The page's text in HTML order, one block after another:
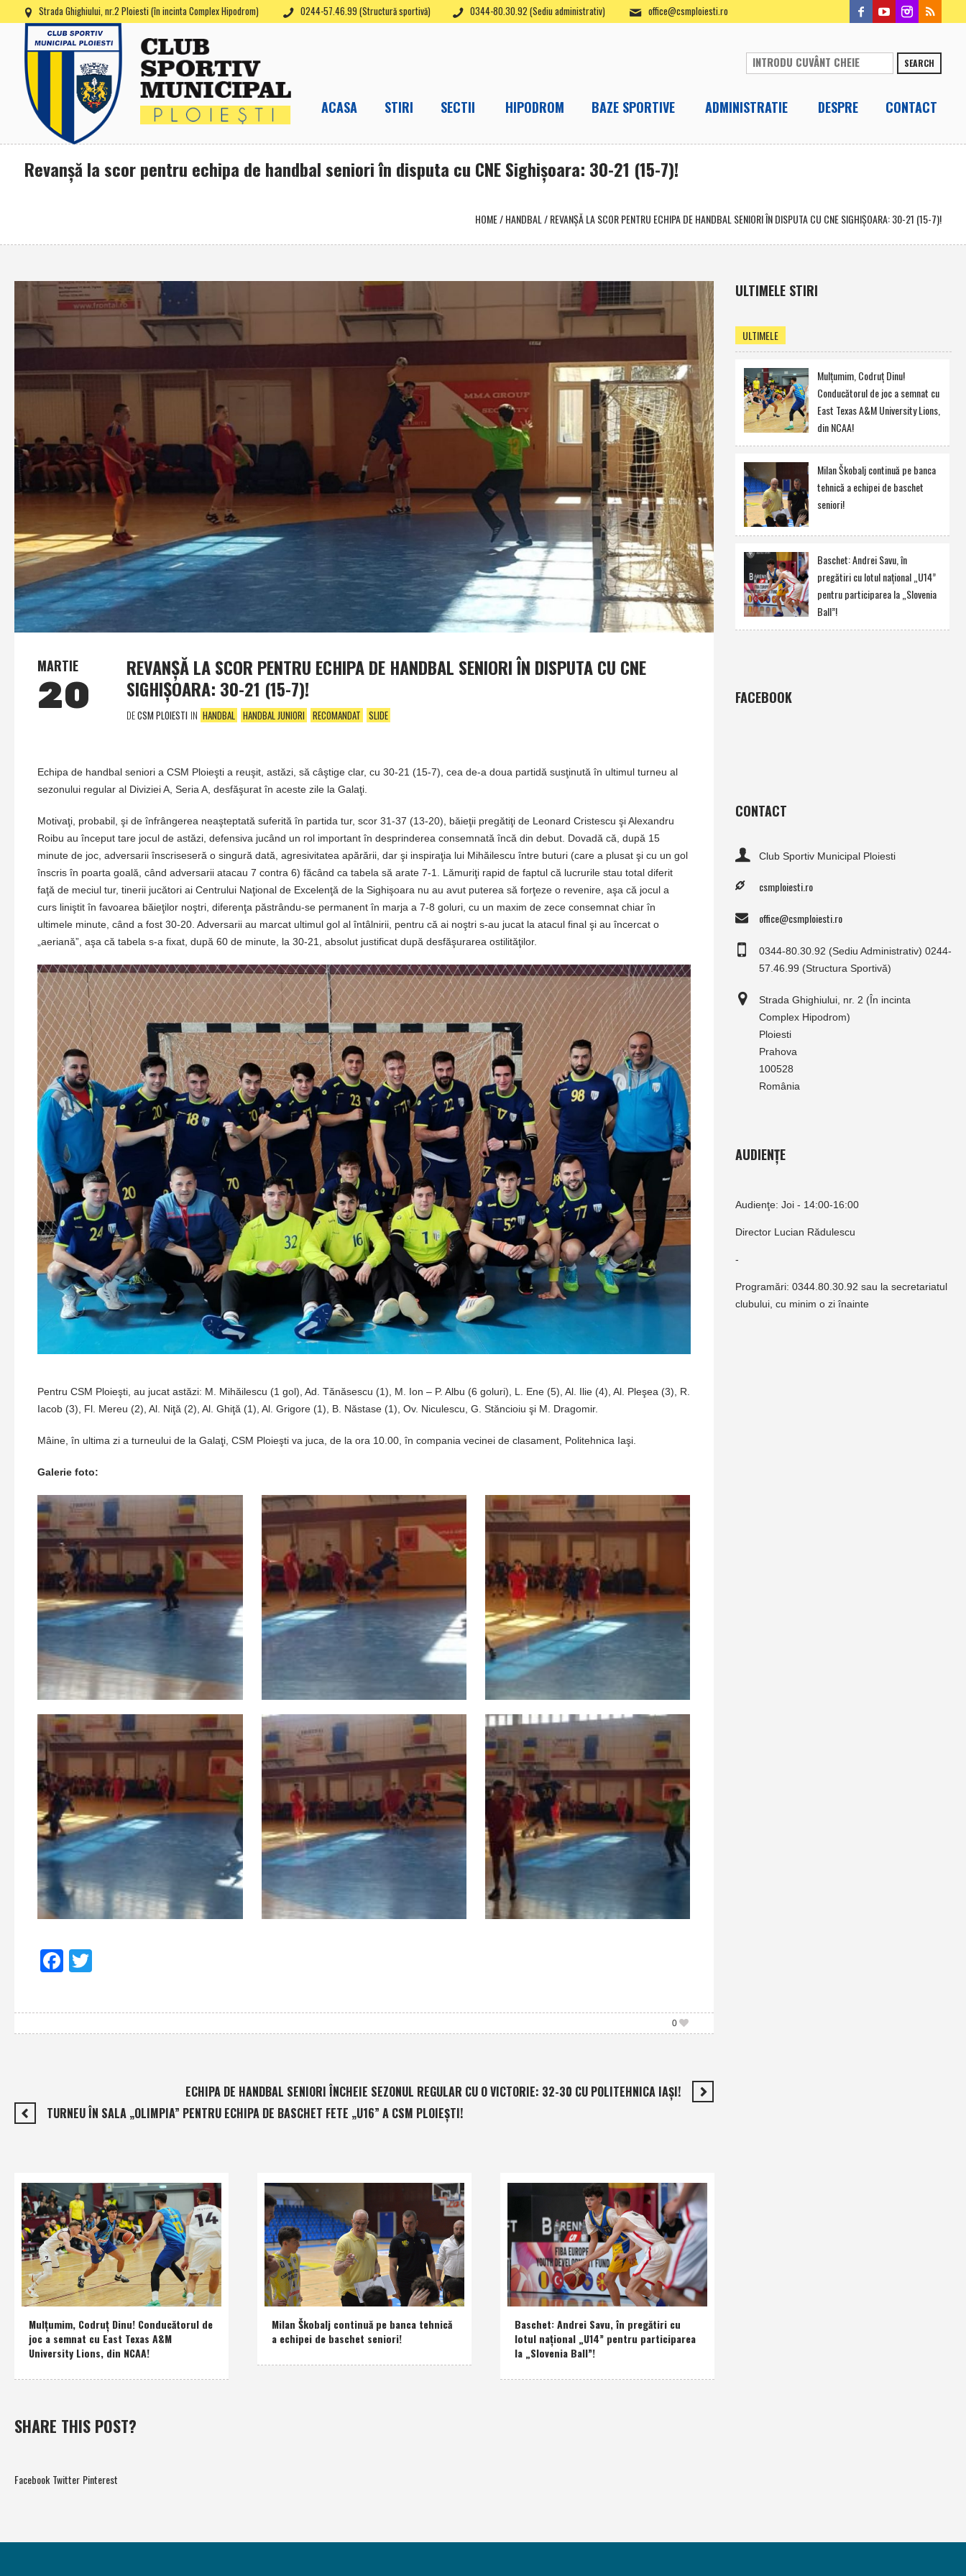
Strada Ghighiului, nr.2 Ploiesti (în incinta Complex Hipodrom) 0244-57.46.99 (Structură sportivă) 0344-80.30.92 (Sediu administrativ) office@csmploiesti.ro
SEARCH
ACASA STIRI SECTII HIPODROM BAZE SPORTIVE ADMINISTRATIE DESPRE CONTACT
Revanşă la scor pentru echipa de handbal seniori în disputa cu CNE Sighişoara: 30-21 (15-7)!
HOME/HANDBAL /REVANŞĂ LA SCOR PENTRU ECHIPA DE HANDBAL SENIORI ÎN DISPUTA CU CNE SIGHIŞOARA: 30-21 (15-7)!
MARTIE
20
REVANŞĂ LA SCOR PENTRU ECHIPA DE HANDBAL SENIORI ÎN DISPUTA CU CNE
SIGHIŞOARA: 30-21 (15-7)!
DECSM PLOIESTI IN HANDBAL HANDBAL JUNIORI RECOMANDAT SLIDE
Echipa de handbal seniori a CSM Ploieşti a reuşit, astăzi, să câştige clar, cu 30-21 (15-7), cea de-a doua partidă susţinută în ultimul turneu al
sezonului regular al Diviziei A, Seria A, desfăşurat în aceste zile la Galaţi.
Motivaţi, probabil, şi de înfrângerea neaşteptată suferită în partida tur, scor 31-37 (13-20), băieţii pregătiţi de Leonard Cristescu şi Alexandru
Roibu au început tare jocul de astăzi, defensiva jucând un rol important în desprinderea consemnată încă din debut. Dovadă că, după 15
minute de joc, adversarii înscriseseră o singură dată, agresivitatea apărării, dar şi inspiraţia lui Mihăilescu între buturi (care a plusat şi cu un gol
înscris în poarta goală, când adversarii atacau 7 contra 6) făcând ca tabela să arate 7-1. Lămuriţi rapid de faptul că lucrurile stau total diferit
faţă de meciul tur, tinerii jucători ai Centrului Naţional de Excelenţă de la Sighişoara nu au avut puterea să forţeze o revenire, aşa că jocul a
curs liniştit în favoarea băieţilor noştri, diferenţa păstrându-se permanent în marja a 7-8 goluri, cu un maxim de zece consemnat chiar în
ultimele minute, când a fost 30-20. Adversarii au marcat ultimul gol al întâlnirii, pentru că ai noştri s-au jucat la atacul final şi au încercat o
„aeriană”, aşa că tabela s-a fixat, după 60 de minute, la 30-21, absolut justificat după desfăşurarea ostilităţilor.
Pentru CSM Ploieşti, au jucat astăzi: M. Mihăilescu (1 gol), Ad. Tănăsescu (1), M. Ion – P. Albu (6 goluri), L. Ene (5), Al. Ilie (4), Al. Pleşea (3), R.
Iacob (3), Fl. Mereu (2), Al. Niţă (2), Al. Ghiţă (1), Al. Grigore (1), B. Năstase (1), Ov. Niculescu, G. Stăncioiu şi M. Dragomir.
Mâine, în ultima zi a turneului de la Galaţi, CSM Ploieşti va juca, de la ora 10.00, în compania vecinei de clasament, Politehnica Iaşi.
Galerie foto:
Facebook
0
ECHIPA DE HANDBAL SENIORI ÎNCHEIE SEZONUL REGULAR CU O VICTORIE: 32-30 CU POLITEHNICA IAŞI!
TURNEU ÎN SALA „OLIMPIA” PENTRU ECHIPA DE BASCHET FETE „U16” A CSM PLOIEŞTI!
Mulţumim, Codruţ Dinu! Conducătorul de
joc a semnat cu East Texas A&M
University Lions, din NCAA!
Milan Škobalj continuă pe banca tehnică
a echipei de baschet seniori!
Baschet: Andrei Savu, în pregătiri cu
lotul naţional „U14” pentru participarea
la „Slovenia Ball”!
SHARE THIS POST?
Facebook Twitter Pinterest
ULTIMELE STIRI
ULTIMELE
Mulţumim, Codruţ Dinu!
Conducătorul de joc a semnat cu
East Texas A&M University Lions,
din NCAA!
Milan Škobalj continuă pe banca
tehnică a echipei de baschet
seniori!
Baschet: Andrei Savu, în
pregătiri cu lotul naţional „U14”
pentru participarea la „Slovenia
Ball”!
FACEBOOK
CONTACT
Club Sportiv Municipal Ploiesti
csmploiesti.ro
office@csmploiesti.ro
0344-80.30.92 (Sediu Administrativ) 0244-
57.46.99 (Structura Sportivă)
Strada Ghighiului, nr. 2 (În incinta
Complex Hipodrom)
Ploiesti
Prahova
100528
România
AUDIENȚE
Audienţe: Joi - 14:00-16:00
Director Lucian Rădulescu
-
Programări: 0344.80.30.92 sau la secretariatul
clubului, cu minim o zi înainte